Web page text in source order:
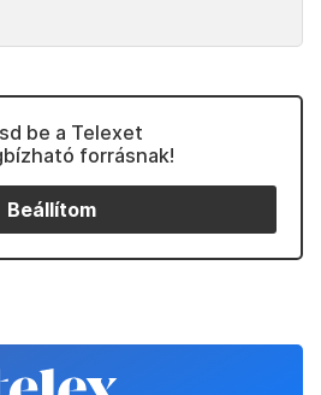
be a Telexet
forrásnak!
Beállítom